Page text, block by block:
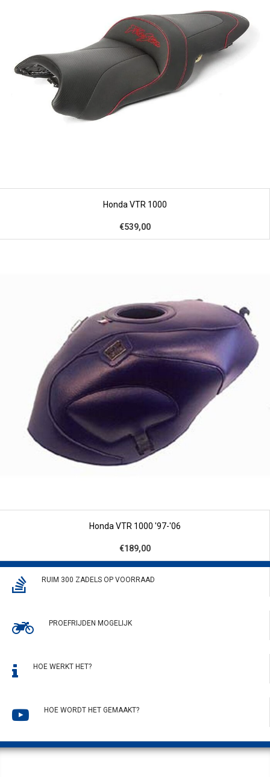
Honda VTR 1000
€539,00
Honda VTR 1000 '97-'06
€189,00
RUIM 300 ZADELS OP VOORRAAD
PROEFRIJDEN MOGELIJK
HOE WERKT HET?
HOE WORDT HET GEMAAKT?